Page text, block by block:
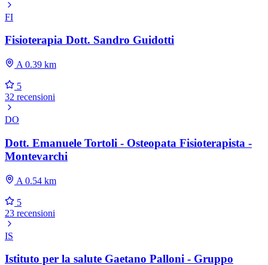
FI
Fisioterapia Dott. Sandro Guidotti
A 0.39 km
5
32 recensioni
DO
Dott. Emanuele Tortoli - Osteopata Fisioterapista -
Montevarchi
A 0.54 km
5
23 recensioni
IS
Istituto per la salute Gaetano Palloni - Gruppo